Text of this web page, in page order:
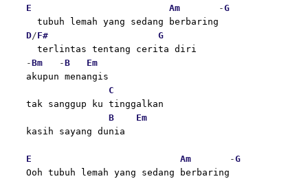
E
Am
       -
G
    tubuh lemah yang sedang berbaring
D/F#
G
    terlintas tentang cerita diri
  -
Bm
   -
B
Em
  akupun menangis
C
  tak sanggup ku tinggalkan
B
Em
  kasih sayang dunia
E Am
       -
G
  Ooh tubuh lemah yang sedang berbaring